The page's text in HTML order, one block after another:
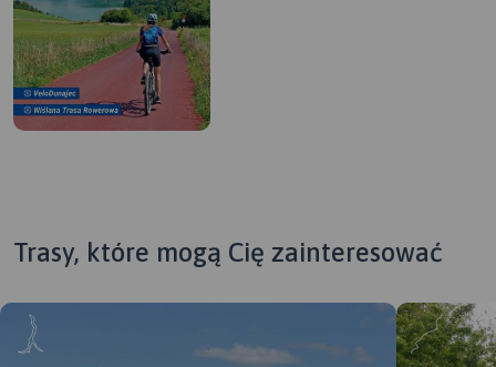
Trasy, które mogą Cię zainteresować